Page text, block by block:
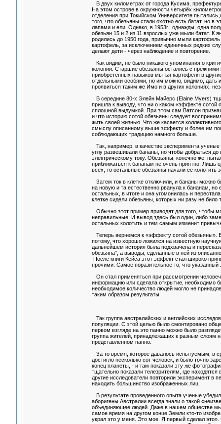
В двух километрах от города Кусима,
На этом острове в окружности четырёх
отделения при Токийском Университете
того, что обезьяны стали охотно есть батат, но
лапами и ели. Однако, в 1953г., однажды, одна
обезьян 15 и 2 из 11 взрослых уже мыли батат. К
родились до 1950 года, привычно мыли
картофель, за исключением единичных редких
делают дети - через наблюдение и повторение.
Как видим, не было никакого упоминания о
колонии. Старшие обезьяны остались с
приобретенных навыков мытья картофеля в
отдельными особями, но им можно, видимо, дать
проявиться таким же Имо и в других колониях,
В середине 80-х Элейн Майерс (Elaine Myers)
пришла к выводу, что ни о каком «эффекте сотой
сплошной выдумкой. При этом сам Ватсон
и что историю сотой обезьяны следует
жить своей жизнью. Что же касается
смыслу описанному выше эффекту и более им
соблюдающих традицию намного больше.
Так, например, в качестве эксперимента
углу развешивали бананы, но чтобы добраться
электрическому току. Обезьяны, конечно же,
приближаться к бананам не очень приятно. Лишь
всех, то остальные обезьяны начали ее
Затем ток в клетке отключили, и бананы можно
на новую и та естественно рванула к бананам,
остальных, в итоге и она угомонилась и
клетке сидели обезьяны, которых ни разу не
Обычно этот пример приводят для того, чтобы
неправильные. И вывод здесь был один, либо
остальных колотить и тем самым изменит
Теперь вернемся к «эффекту сотой
потому, что хорошо ложился на известную
дальнейшем история была подхвачена и
обезьяна", а выводы, сделанные в ней из
После книги Кейса этот эффект стал широко
прочими. Самое поразительное то, что
Он стал применяться при рассмотрении
информацию или сделала открытие, необходимо
необходимое количество людей могло не
таким образом результаты.
Так группа австралийских и английских
популяции. С этой целью было смонтировано
первом взгляде на это панно можно было
группа жителей, принадлежащих к разным слоям
представленном панно.
За то время, которое давалось испытуемым, в
достигло несколько сот человек, и было точно
конец планеты, - и там показали эту же
тщательно показали телезрителям, где
другие исследователи повторили эксперимент
находить большинство изображенных лиц.
В результате проведенного опыта ученые
аборигены Австралии всегда знали о такой
объединяющее людей. Даже в нашем обществе мы
самое время на другом конце Земли кто-то
украл это у меня. Это мое. Я первый сделал это».